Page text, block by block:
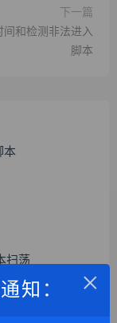
下一篇
间和检测非法进入
脚本
本
扫荡
本|不回收幻兽
×
知：